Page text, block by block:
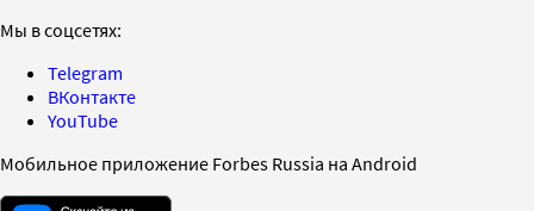
Мы в соцсетях:
Telegram
ВКонтакте
YouTube
Мобильное приложение Forbes Russia на Android